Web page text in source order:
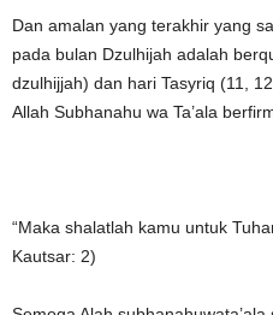
Dan amalan yang terakhir yang
pada bulan Dzulhijah adalah
dzulhijjah) dan hari Tasyriq (11,
Allah Subhanahu wa Ta’ala
“Maka shalatlah kamu untuk
Kautsar: 2)